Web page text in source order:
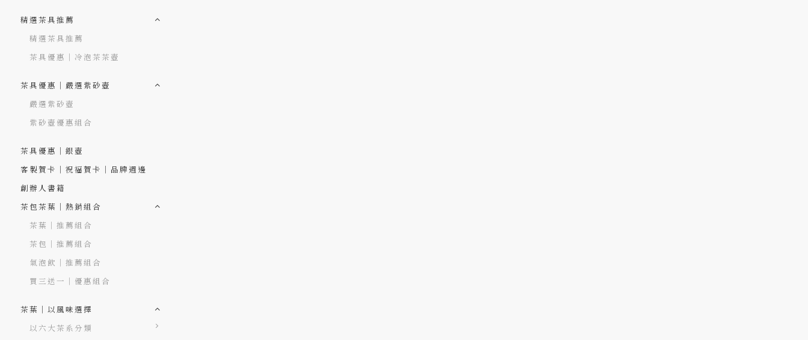
精選茶具推薦
精選茶具推薦
茶具優惠｜冷泡茶茶壺
茶具優惠｜嚴選紫砂壺
嚴選紫砂壺
紫砂壺優惠組合
茶具優惠｜銀壺
客製賀卡｜祝福賀卡｜品牌週邊
創辦人書籍
茶包茶葉｜熱銷組合
茶葉｜推薦組合
茶包｜推薦組合
氣泡飲｜推薦組合
買三送一｜優惠組合
茶葉｜以風味選擇
以六大茶系分類